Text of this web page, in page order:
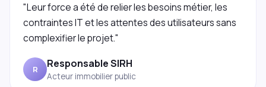
"Leur force a été de relier les besoins métier, les
contraintes IT et les attentes des utilisateurs sans
complexifier le projet."
R Responsable SIRH
Acteur immobilier public